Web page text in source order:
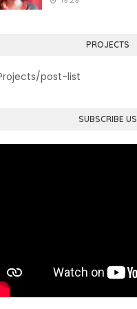
PROJECTS
post-list
SUBSCRIBE US